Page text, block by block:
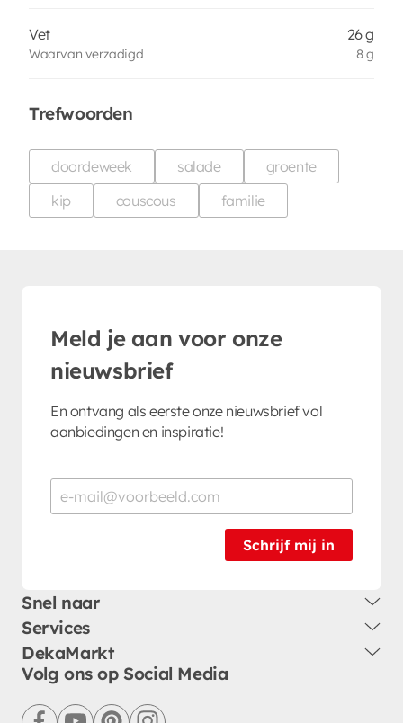
Vet 26 g
Waarvan verzadigd 8 g
Trefwoorden
doordeweek salade
groente
kip
couscous familie
Meld je aan voor onze
nieuwsbrief
En ontvang als eerste onze nieuwsbrief vol
aanbiedingen en inspiratie!
Schrijf mij in
Snel naar
Services
DekaMarkt
Volg ons op Social Media